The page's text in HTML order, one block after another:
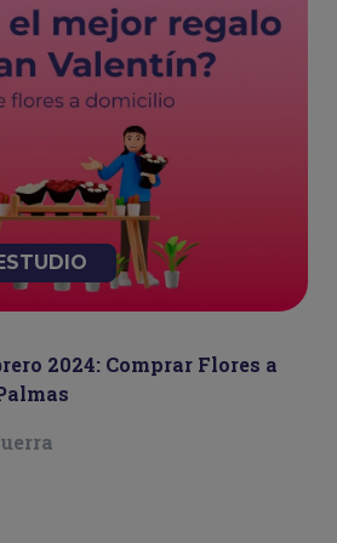
2024: Comprar Flores a